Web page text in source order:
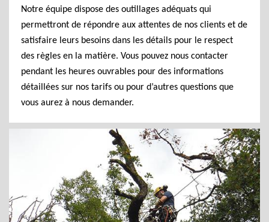
Notre équipe dispose des outillages adéquats qui
permettront de répondre aux attentes de nos clients et de
satisfaire leurs besoins dans les détails pour le respect
des règles en la matière. Vous pouvez nous contacter
pendant les heures ouvrables pour des informations
détaillées sur nos tarifs ou pour d’autres questions que
vous aurez à nous demander.